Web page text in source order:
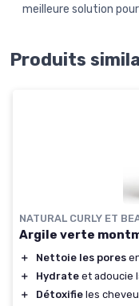
meilleure solution
Produits
NATURAL CURLY ET
Argile verte
＋ Nettoie les pores
＋
Hydrate et adoucie
＋
Détoxifie les